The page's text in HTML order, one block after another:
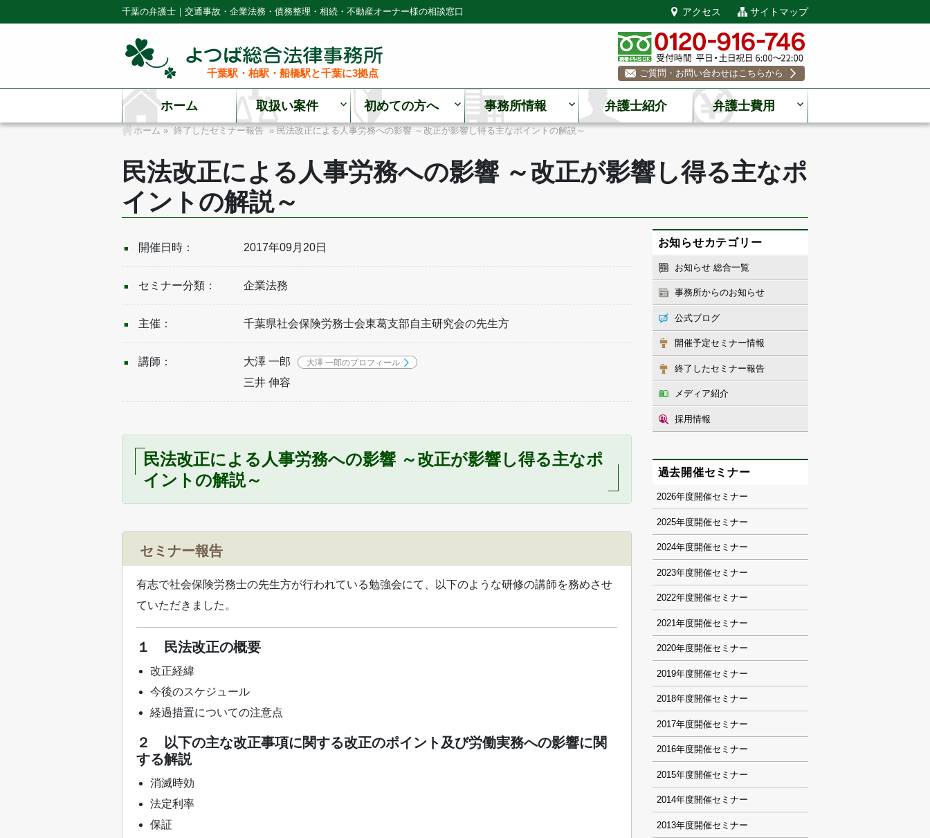
千葉の弁護士｜交通事故・企業法務・債務整理・相続・不動産オーナー様の相談窓口 アクセス サイトマップ
千葉駅・柏駅・船橋駅と千葉に3拠点 ご質問・お問い合わせはこちらから
ホーム 取扱い案件 初めての方へ 事務所情報 弁護士紹介 弁護士費用
ホーム » 終了したセミナー報告 » 民法改正による人事労務への影響 ～改正が影響し得る主なポイントの解説～
民法改正による人事労務への影響 ～改正が影響し得る主なポ
イントの解説～
開催日時： 2017年09月20日
セミナー分類： 企業法務
主催： 千葉県社会保険労務士会東葛支部自主研究会の先生方
講師： 大澤 一郎 大澤 一郎のプロフィール
三井 伸容
民法改正による人事労務への影響 ～改正が影響し得る主なポ
イントの解説～
セミナー報告
有志で社会保険労務士の先生方が行われている勉強会にて、以下のような研修の講師を務めさせ
ていただきました。
１ 民法改正の概要
改正経緯
今後のスケジュール
経過措置についての注意点
２ 以下の主な改正事項に関する改正のポイント及び労働実務への影響に関
する解説
消滅時効
法定利率
保証
お知らせカテゴリー
お知らせ 総合一覧
事務所からのお知らせ
公式ブログ
開催予定セミナー情報
終了したセミナー報告
メディア紹介
採用情報
過去開催セミナー
2026
2025
2024
2023
2022
2021
2020
2019
2018
2017
2016
2015
2014
2013